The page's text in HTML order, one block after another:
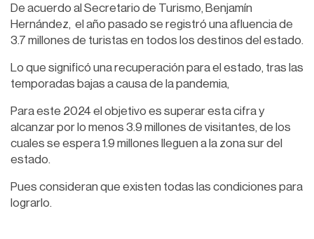
De acuerdo al Secretario de Turismo, Benjamín
Hernández, el año pasado se registró una afluencia de
3.7 millones de turistas en todos los destinos del estado.
Lo que significó una recuperación para el estado, tras las
temporadas bajas a causa de la pandemia,
Para este 2024 el objetivo es superar esta cifra y
alcanzar por lo menos 3.9 millones de visitantes, de los
cuales se espera 1.9 millones lleguen a la zona sur del
estado.
Pues consideran que existen todas las condiciones para
lograrlo.